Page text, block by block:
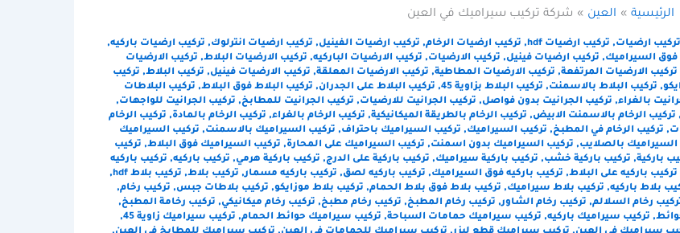
الرئيسية العين شركة تركيب سيراميك في العين
تركيب ارضيات, تركيب ارضيات hdf , تركيب ارضيات الرخام, تركيب ارضيات الفينيل, تركيب ارضيات انترلوك, تركيب ارضيات باركيه,
فوق السيراميك, تركيب ارضيات فينيل, تركيب الارضيات, تركيب الارضيات الباركيه, تركيب الارضيات البلاط, تركيب الارضيات
تركيب الارضيات المرتفعة, تركيب الارضيات المطاطية, تركيب الارضيات المعلقة, تركيب الارضيات فينيل, تركيب البلاط, تركيب
, تركيب البلاط بالاسمنت, تركيب البلاط بزاوية 45 , تركيب البلاط على الجدران, تركيب البلاط فوق البلاط, تركيب البلاطات
بالغراء, تركيب الجرانيت بدون فواصل, تركيب الجرانيت للارضيات, تركيب الجرانيت للمطابخ, تركيب الجرانيت للواجهات,
, تركيب الرخام بالاسمنت الابيض, تركيب الرخام بالطريقة الميكانيكية, تركيب الرخام بالغراء, تركيب الرخام بالمادة, تركيب الرخام
, تركيب الرخام في المطبخ, تركيب السيراميك, تركيب السيراميك باحتراف, تركيب السيراميك بالاسمنت, تركيب السيراميك
السيراميك بالصلايب, تركيب السيراميك بدون اسمنت, تركيب السيراميك على المحارة, تركيب السيراميك فوق البلاط, تركيب
باركية, تركيب باركية خشب, تركيب باركية سيراميك, تركيب باركية على الدرج, تركيب باركية هرمي, تركيب باركيه, تركيب باركيه
تركيب باركيه على البلاط, تركيب باركيه فوق السيراميك, تركيب باركيه لصق, تركيب باركيه مسمار, تركيب بلاط, تركيب بلاط hdf
,
بلاط باركيه, تركيب بلاط سيراميك, تركيب بلاط فوق بلاط الحمام, تركيب بلاط موزايكو, تركيب بلاطات جبس, تركيب رخام,
رخام السلالم, تركيب رخام الشاور, تركيب رخام المطبخ, تركيب رخام مطبخ, تركيب رخام ميكانيكي, تركيب رخامة المطبخ,
, تركيب سيراميك باركيه, تركيب سيراميك حمامات السباحة, تركيب سيراميك حوائط الحمام, تركيب سيراميك زاوية 45
,